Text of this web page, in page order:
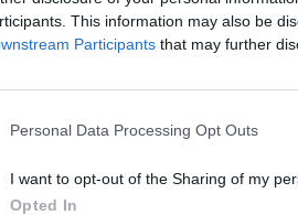
This information may also be
Participants that may further
Personal Data Processing Opt Outs
I want to opt-out of the Sharing of my
Opted In